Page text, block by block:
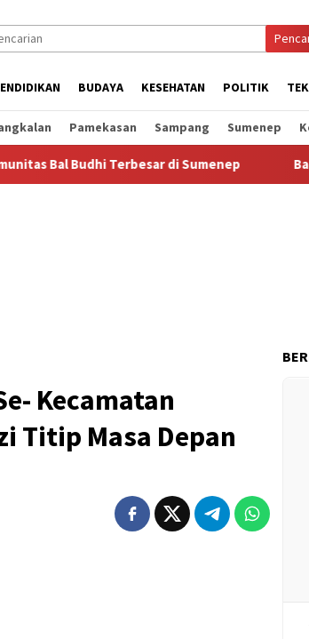
BUDAYA KESEHATAN POLITIK
Pamekasan Sampang Sumenep
Terbesar di Sumenep Bal Budhi Bupati
Kecamatan
Titip Masa Depan